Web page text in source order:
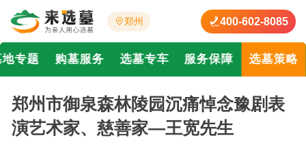
郑州 400-602-8085
地专题 购墓服务 选墓专车 服务保障 选墓策略
郑州市御泉森林陵园沉痛悼念豫剧表
演艺术家、慈善家—王宽先生